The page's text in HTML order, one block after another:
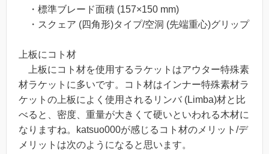
・標準ブレード面積 (157×150 mm)
・スクェア (四角形)タイプ/空洞 (先端重心)グリップ
上板にコト材
上板にコト材を使用するラケットはアウター特殊素
材ラケットに多いです。コト材はインナー特殊素材ラ
ケットの上板によく使用されるリンバ (Limba)材と比
べると、密度、重量が大きくて硬いといわれる木材に
なりますね。katsuo000が感じるコト材のメリット/デ
メリットは次のようになると思います。